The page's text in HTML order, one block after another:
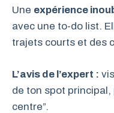
Une expérience
avec une to-do list.
trajets courts et des
L’avis de l’expert :
de ton spot principal,
centre”.